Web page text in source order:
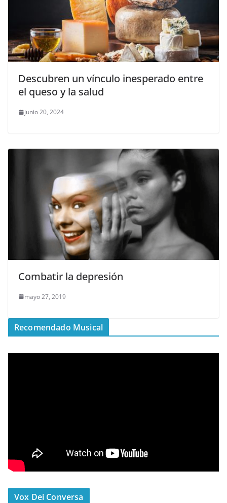
Descubren un vínculo inesperado entre
el queso y la salud
junio 20, 2024
Combatir la depresión
mayo 27, 2019
Recomendado Musical
Vox Dei Conversa